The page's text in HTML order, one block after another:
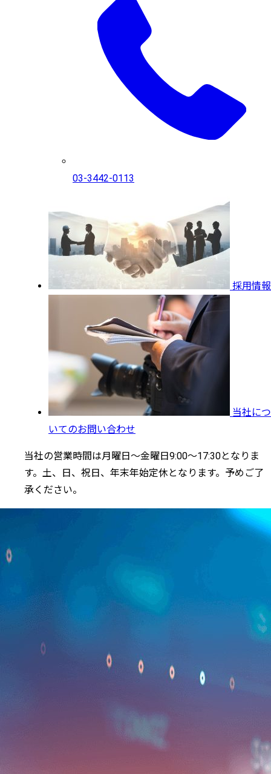
03-3442-0113
採用情報
当社につ
いてのお問い合わせ
当社の営業時間は月曜日～金曜日9:00～17:30となりま
す。土、日、祝日、年末年始定休となります。予めご了
承ください。